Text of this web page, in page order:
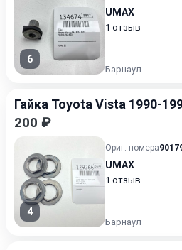
6
UMAX
1 отзыв
Барнаул
Гайка Toyota Vista 1990-
200 ₽
4
Ориг. номера
UMAX
1 отзыв
Барнаул